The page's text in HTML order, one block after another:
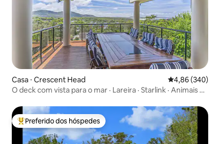
Casa ⋅ Crescent Head 4,86 de uma
4,86 (340)
O deck com vista para o mar · Lareira · Starlink · Animais de
Entre os melhores preferidos dos hóspedes
Preferido dos hóspedes